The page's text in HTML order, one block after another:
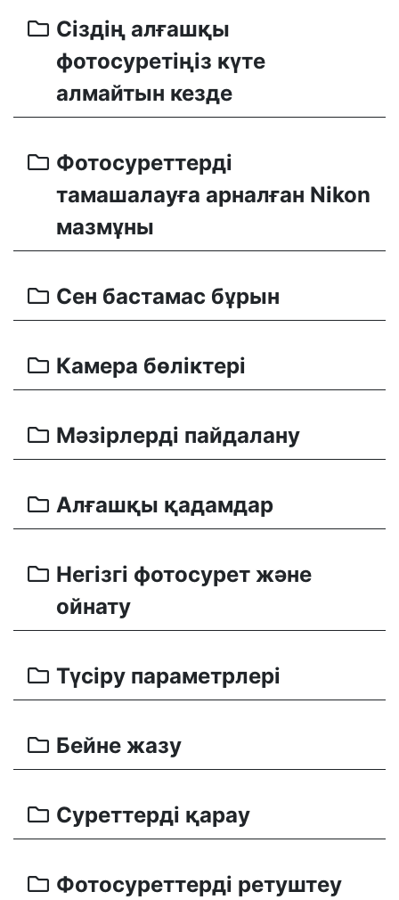
Сіздің алғашқы
фотосуретіңіз күте
алмайтын кезде
Фотосуреттерді
тамашалауға арналған Nikon
мазмұны
Сен бастамас бұрын
Камера бөліктері
Мәзірлерді пайдалану
Алғашқы қадамдар
Негізгі фотосурет және
ойнату
Түсіру параметрлері
Бейне жазу
Суреттерді қарау
Фотосуреттерді ретуштеу